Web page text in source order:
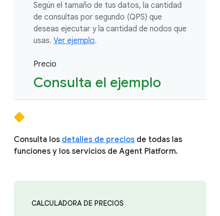
Según el tamaño de tus datos, la cantidad
de consultas por segundo (QPS) que
deseas ejecutar y la cantidad de nodos que
usas. Ver ejemplo.
Precio
Consulta el ejemplo
Consulta los detalles de precios de todas las
funciones y los servicios de Agent Platform.
CALCULADORA DE PRECIOS